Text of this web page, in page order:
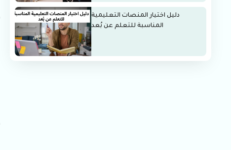
دليل اختيار المنصات التعليمية
المناسبة للتعلم عن بُعد